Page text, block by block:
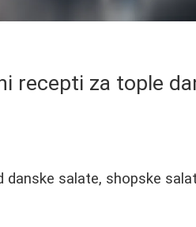
recepti za tople
salate, shopske